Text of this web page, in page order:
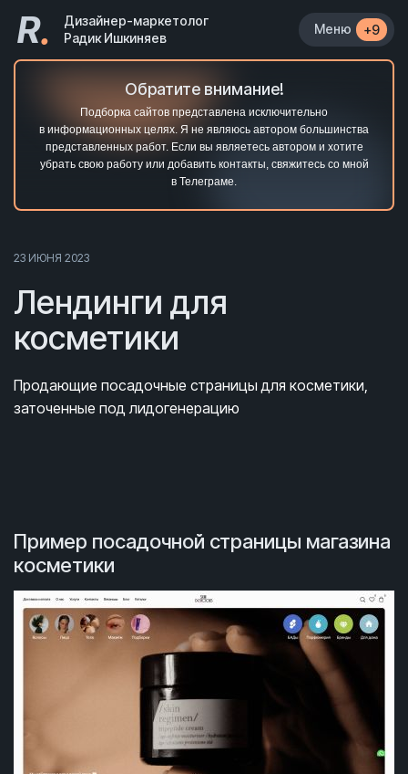
R.
Дизайнер-маркетолог
Радик Ишкиняев
Меню +9
Обратите внимание!
Подборка сайтов представлена исключительно
в информационных целях. Я не являюсь автором большинства
представленных работ. Если вы являетесь автором и хотите
убрать свою работу или добавить контакты, свяжитесь со мной
в Телеграме.
23 ИЮНЯ 2023
Лендинги для
косметики
Продающие посадочные страницы для косметики,
заточенные под лидогенерацию
Пример посадочной страницы магазина
косметики